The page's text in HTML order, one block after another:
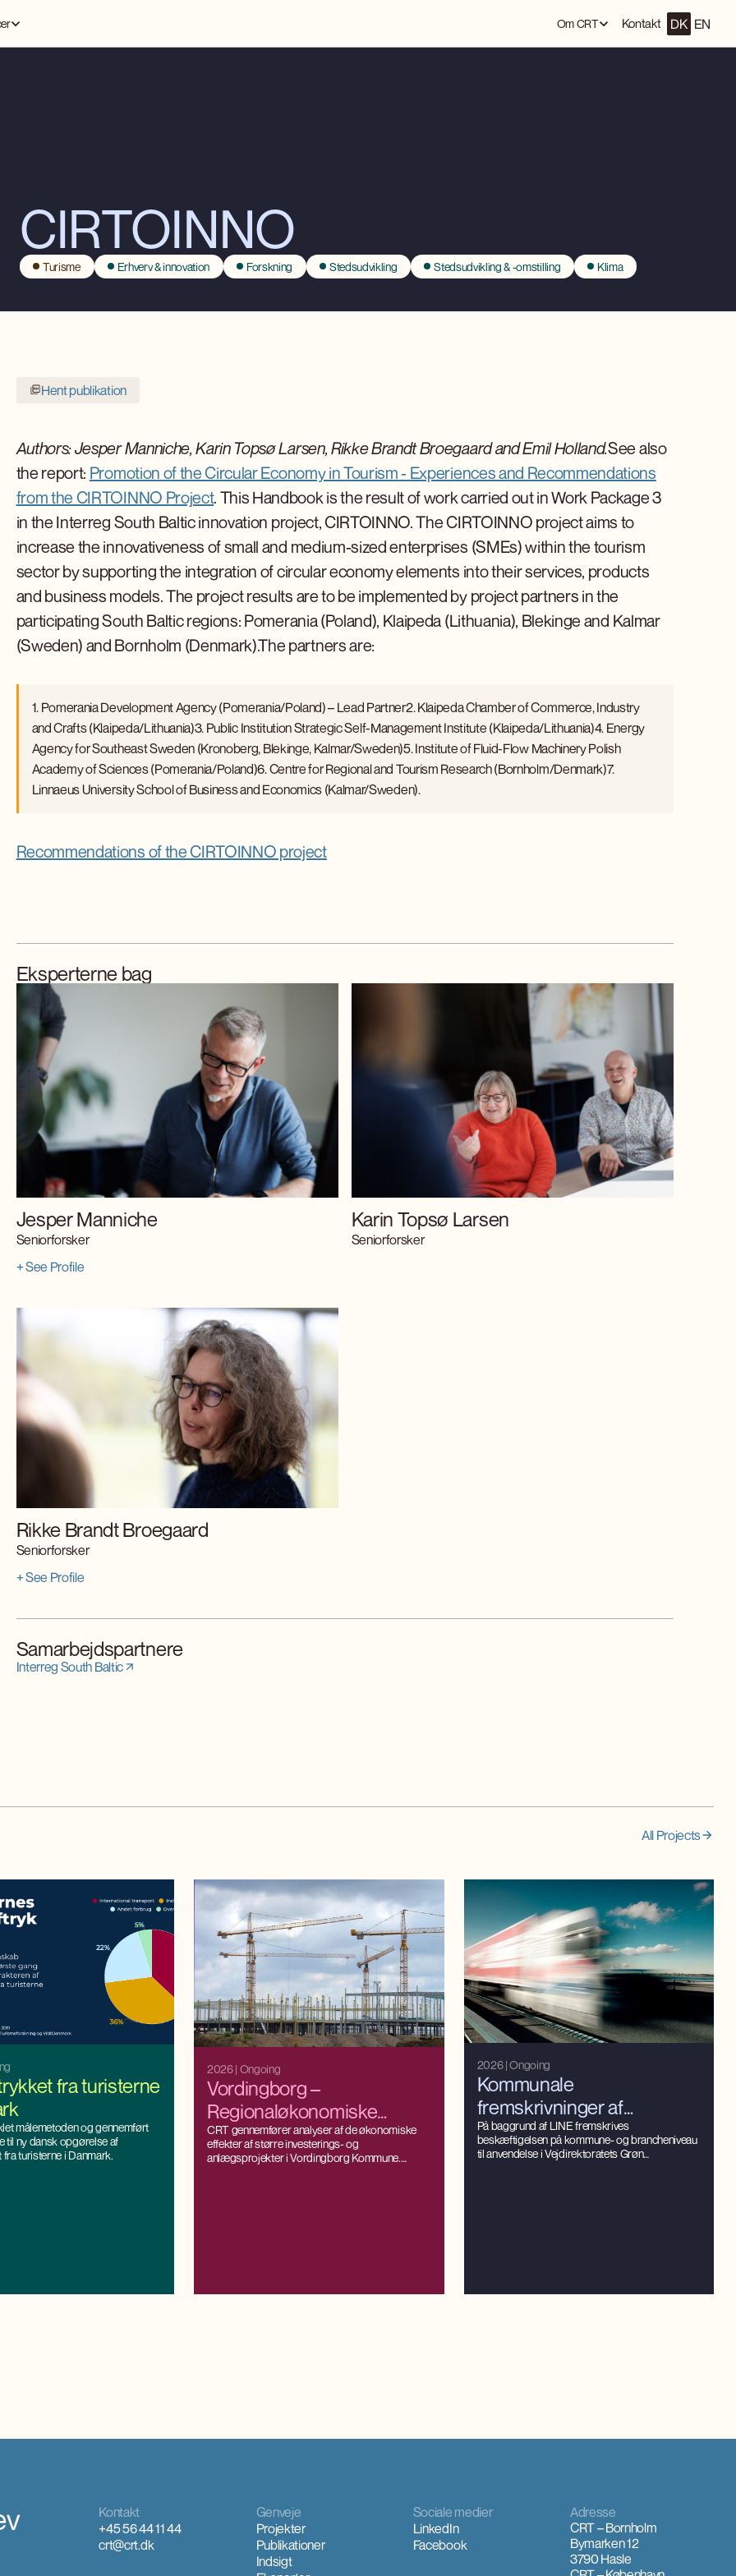
Om CRT Kontakt DK EN
CIRTOINNO
Turisme Erhverv & innovation Forskning Stedsudvikling Stedsudvikling & -omstilling Klima
Hent publikation
Authors: Jesper Manniche, Karin Topsø Larsen, Rikke Brandt Broegaard and Emil Holland.See also
the report: Promotion of the Circular Economy in Tourism - Experiences and Recommendations
from the CIRTOINNO Project. This Handbook is the result of work carried out in Work Package 3
in the Interreg South Baltic innovation project, CIRTOINNO. The CIRTOINNO project aims to
increase the innovativeness of small and medium-sized enterprises (SMEs) within the tourism
sector by supporting the integration of circular economy elements into their services, products
and business models. The project results are to be implemented by project partners in the
participating South Baltic regions: Pomerania (Poland), Klaipeda (Lithuania), Blekinge and Kalmar
(Sweden) and Bornholm (Denmark).The partners are:
1. Pomerania Development Agency (Pomerania/Poland) – Lead Partner2. Klaipeda Chamber of Commerce, Industry
and Crafts (Klaipeda/Lithuania)3. Public Institution Strategic Self-Management Institute (Klaipeda/Lithuania)4. Energy
Agency for Southeast Sweden (Kronoberg, Blekinge, Kalmar/Sweden)5. Institute of Fluid-Flow Machinery Polish
Academy of Sciences (Pomerania/Poland)6. Centre for Regional and Tourism Research (Bornholm/Denmark)7.
Linnaeus University School of Business and Economics (Kalmar/Sweden).
Recommendations of the CIRTOINNO project
Eksperterne bag
Jesper Manniche
Seniorforsker
+ See Profile
Karin Topsø Larsen
Seniorforsker
Rikke Brandt Broegaard
Seniorforsker
+ See Profile
Samarbejdspartnere
Interreg South Baltic
All Projects
fra turisterne
målemetoden og gennemført
til ny dansk opgørelse af
turisterne i Danmark.
2026| Ongoing
Vordingborg –
Regionaløkonomiske
scenarieberegninger for
2030
CRT gennemfører analyser af de økonomiske
effekter af større investerings- og
anlægsprojekter i Vordingborg Kommune.
2026| Ongoing
Kommunale
fremskrivninger af
beskæftigelsen på
brancheniveau
På baggrund af LINE fremskrives
beskæftigelsen på kommune- og brancheniveau
til anvendelse i Vejdirektoratets Grøn
Kontakt
+45 56 44 11 44
crt@crt.dk
Genveje
Projekter
Publikationer
Indsigt
Sociale medier
LinkedIn
Facebook
Adresse
CRT – Bornholm
Bymarken 12
3790 Hasle